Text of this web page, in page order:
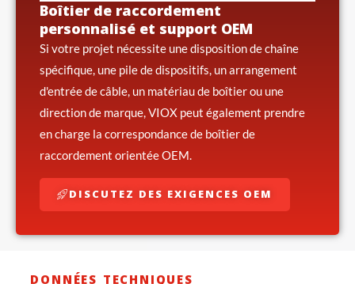
Boîtier de raccordement
personnalisé et support OEM
Si votre projet nécessite une disposition de chaîne
spécifique, une pile de dispositifs, un arrangement
d'entrée de câble, un matériau de boîtier ou une
direction de marque, VIOX peut également prendre
en charge la correspondance de boîtier de
raccordement orientée OEM.
DISCUTEZ DES EXIGENCES OEM
⎯⎯ DONNÉES TECHNIQUES